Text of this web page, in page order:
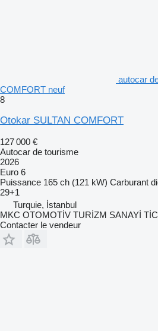
autocar
COMFORT neuf
8
Otokar SULTAN COMFORT
127 000 €
Autocar de tourisme
2026
Euro 6
Puissance 165 ch (121 kW) Carburant
29+1
Turquie, İstanbul
MKC OTOMOTİV TURİZM SANAYİ
Contacter le vendeur